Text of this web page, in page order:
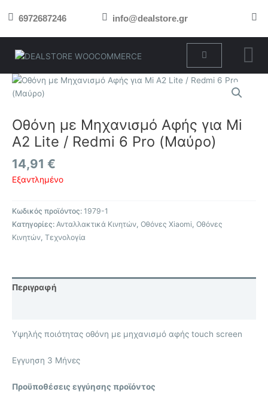
στο 6972687246 info@dealstore.gr
Cart
Οθόνη με Μηχανισμό Αφής για Mi
A2 Lite / Redmi 6 Pro (Μαύρο)
14,91 €
Εξαντλημένο
Κωδικός προϊόντος: 1979-1
Κατηγορίες: Ανταλλακτικά Κινητών Οθόνες Xiaomi Οθόνες
Κινητών Τεχνολογία
Περιγραφή
Υψηλής ποιότητας οθόνη με μηχανισμό αφής touch screen
Eγγυηση 3 Μήνες
Προϋποθέσεις εγγύησης προϊόντος